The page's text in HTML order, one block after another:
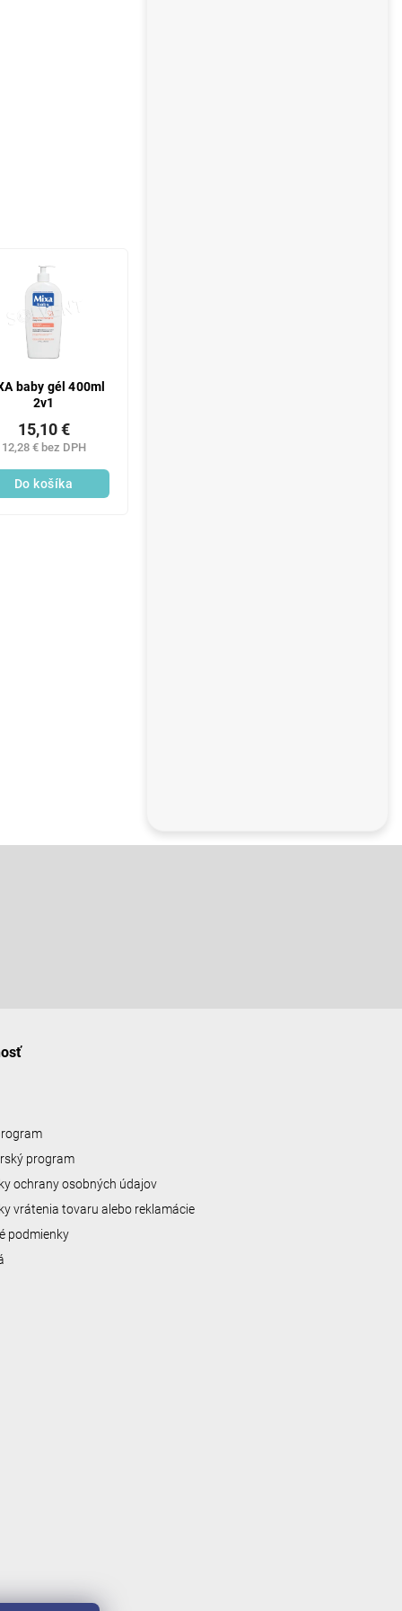
baby gél 400ml
2v1
12,28 € bez DPH
15,10 €
Do košíka
program
ochrany osobných údajov
vrátenia tovaru alebo reklamácie
podmienky